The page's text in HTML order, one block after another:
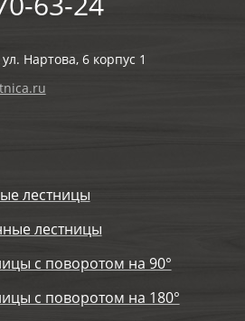
Нартова, 6 корпус 1
лестницы
лестницы
с поворотом на 90°
с поворотом на 180°